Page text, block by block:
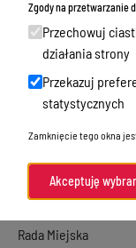
Przetargi
Ogłoszenia
Petycje
Nabór
Dyżury Aptek w
Komunikacja
Nieodpłatna pomoc
Rada Miejska
Zgody na przetwarzanie
Przechowuj
działania strony
Przekazuj
statystycznych
Zamknięcie tego okna
Akceptuję